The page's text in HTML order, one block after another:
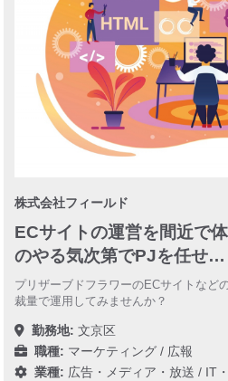
株式会社フィールド
ECサイトの運営を間近で
のやる気次第でPJを任せ…
プリザーブドフラワーのECサイトなど
裁量で運用してみませんか？
勤務地: 文京区
職種: マーケティング / 広報
業種: 広告・メディア・放送 / IT